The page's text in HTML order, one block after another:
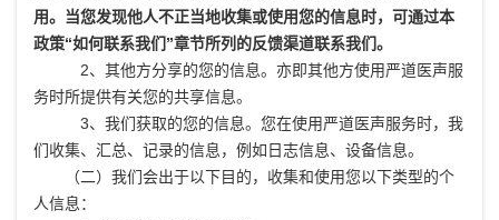
用。当您发现他人不正当地收集或使用您的信息时，可通过本
政策“如何联系我们”章节所列的反馈渠道联系我们。
2、其他方分享的您的信息。亦即其他方使用严道医声服
务时所提供有关您的共享信息。
3、我们获取的您的信息。您在使用严道医声服务时，我
们收集、汇总、记录的信息，例如日志信息、设备信息。
（二）我们会出于以下目的，收集和使用您以下类型的个
人信息：